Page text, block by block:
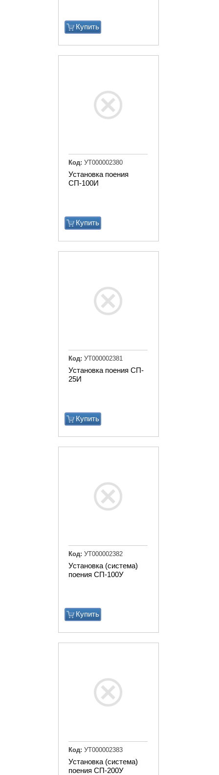
Купить
Установка поения
СП-100И
Купить
Код: УТ000002380
Установка поения СП-
25И
Купить
Код: УТ000002381
Установка (система)
поения СП-100У
Купить
Код: УТ000002382
Установка (система)
поения СП-200У
Код: УТ000002383